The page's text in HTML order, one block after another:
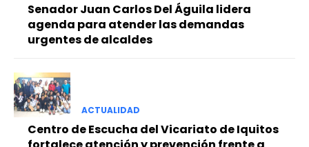
Senador Juan Carlos Del Águila lidera
agenda para atender las demandas
urgentes de alcaldes
ACTUALIDAD
Centro de Escucha del Vicariato de Iquitos